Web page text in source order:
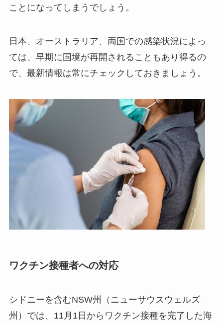
ことになってしまうでしょう。
日本、オーストラリア、両国での感染状況によっ
ては、早期に国境が再開されることもあり得るの
で、最新情報は常にチェックしておきましょう。
ワクチン接種者への対応
シドニーを含むNSW州（ニューサウスウェルズ
州）では、11月1日からワクチン接種を完了した海